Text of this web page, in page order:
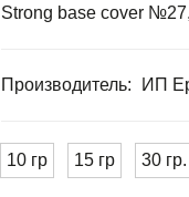
Strong base cover
Производитель: ИП
10 гр 15 гр 30 гр.